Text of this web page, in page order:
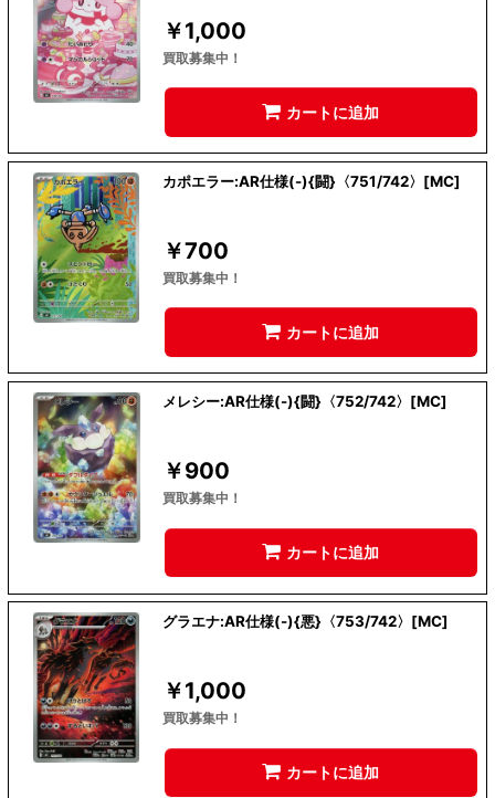
￥1,000
買取募集中！
カートに追加
カポエラー:AR仕様(-){闘}〈751/742〉[MC]
￥700
買取募集中！
カートに追加
メレシー:AR仕様(-){闘}〈752/742〉[MC]
￥900
買取募集中！
カートに追加
グラエナ:AR仕様(-){悪}〈753/742〉[MC]
￥1,000
買取募集中！
カートに追加